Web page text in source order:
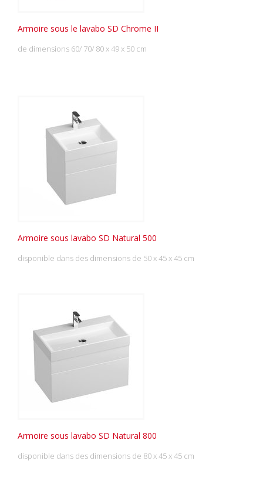
Armoire sous le lavabo SD Chrome II
de dimensions 60/ 70/ 80 x 49 x 50 cm
Armoire sous lavabo SD Natural 500
disponible dans des dimensions de 50 x 45 x 45 cm
Armoire sous lavabo SD Natural 800
disponible dans des dimensions de 80 x 45 x 45 cm